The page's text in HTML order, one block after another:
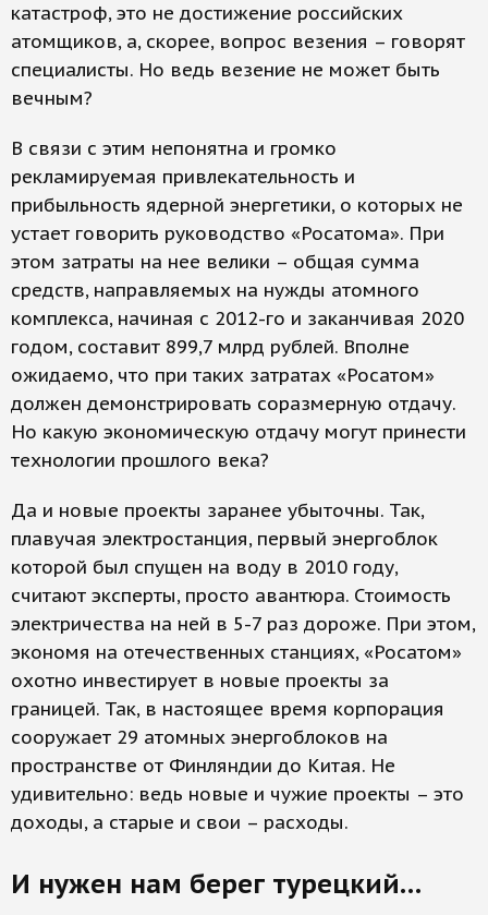
катастроф, это не достижение российских
атомщиков, а, скорее, вопрос везения – говорят
специалисты. Но ведь везение не может быть
вечным?
В связи с этим непонятна и громко
рекламируемая привлекательность и
прибыльность ядерной энергетики, о которых не
устает говорить руководство «Росатома». При
этом затраты на нее велики – общая сумма
средств, направляемых на нужды атомного
комплекса, начиная с 2012-го и заканчивая 2020
годом, составит 899,7 млрд рублей. Вполне
ожидаемо, что при таких затратах «Росатом»
должен демонстрировать соразмерную отдачу.
Но какую экономическую отдачу могут принести
технологии прошлого века?
Да и новые проекты заранее убыточны. Так,
плавучая электростанция, первый энергоблок
которой был спущен на воду в 2010 году,
считают эксперты, просто авантюра. Стоимость
электричества на ней в 5-7 раз дороже. При этом,
экономя на отечественных станциях, «Росатом»
охотно инвестирует в новые проекты за
границей. Так, в настоящее время корпорация
сооружает 29 атомных энергоблоков на
пространстве от Финляндии до Китая. Не
удивительно: ведь новые и чужие проекты – это
доходы, а старые и свои – расходы.
И нужен нам берег турецкий…